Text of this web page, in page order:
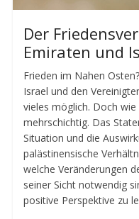
Der
Emiraten und
Frieden im Nahen
Israel und den
vieles möglich. Doch
mehrschichtig. Das
Situation und die
palästinensische
welche Veränderungen
seiner Sicht notwendig
positive Perspektive zu